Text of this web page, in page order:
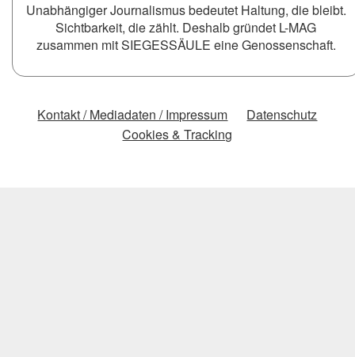
Unabhängiger Journalismus bedeutet Haltung, die bleibt.
Sichtbarkeit, die zählt. Deshalb gründet L-MAG
zusammen mit SIEGESSÄULE eine Genossenschaft.
Kontakt / Mediadaten / Impressum
Datenschutz
Cookies & Tracking